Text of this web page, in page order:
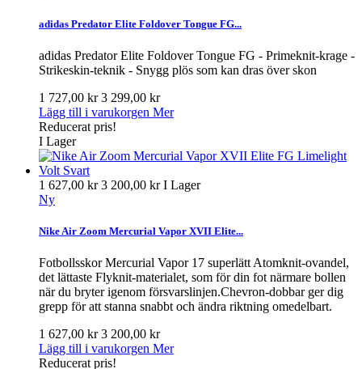
adidas Predator Elite Foldover Tongue FG...
adidas Predator Elite Foldover Tongue FG - Primeknit-krage -
Strikeskin-teknik - Snygg plös som kan dras över skon
1 727,00 kr3 299,00 kr
Lägg till i varukorgen Mer
Reducerat pris!
I Lager
1 627,00 kr3 200,00 krI Lager
Ny
Nike Air Zoom Mercurial Vapor XVII Elite...
Fotbollsskor Mercurial Vapor 17 superlätt Atomknit-ovandel,
det lättaste Flyknit-materialet, som för din fot närmare bollen
när du bryter igenom försvarslinjen.Chevron-dobbar ger dig
grepp för att stanna snabbt och ändra riktning omedelbart.
1 627,00 kr3 200,00 kr
Lägg till i varukorgen Mer
Reducerat pris!